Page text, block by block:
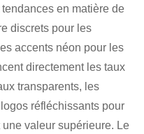
en matière de
discrets pour les
accents néon pour les
directement les taux
transparents, les
réfléchissants pour
valeur supérieure. Le